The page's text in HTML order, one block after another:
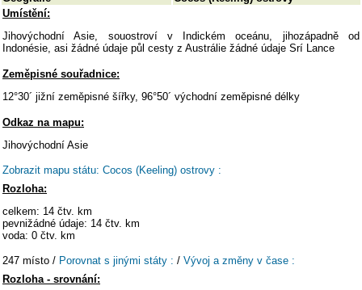
Umístění:
Jihovýchodní Asie, souostroví v Indickém oceánu, jihozápadně od
Indonésie, asi žádné údaje půl cesty z Austrálie žádné údaje Srí Lance
Zeměpisné souřadnice:
12°30´ jižní zeměpisné šířky, 96°50´ východní zeměpisné délky
Odkaz na mapu:
Jihovýchodní Asie
Zobrazit mapu státu: Cocos (Keeling) ostrovy :
Rozloha:
celkem: 14 čtv. km
pevnižádné údaje: 14 čtv. km
voda: 0 čtv. km
247 místo / Porovnat s jinými státy : / Vývoj a změny v čase :
Rozloha - srovnání: